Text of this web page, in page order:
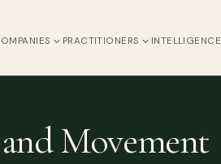
PRACTITIONERS INTELLIGENCE
Movement